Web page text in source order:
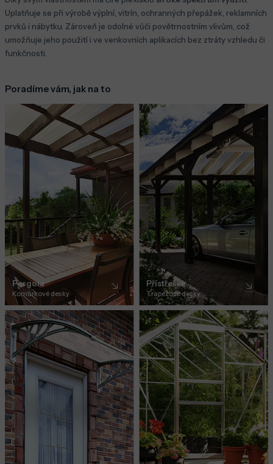
Uplatňuje se při výrobě výplní, vitrín, ochranných přepážek, reklamních
prvků i nábytku. Zároveň je odolné vůči povětrnostním vlivům, což
umožňuje jeho použití i ve venkovních aplikacích bez ztráty vzhledu či
funkčnosti.
Poradíme vám, jak na to
Pergola
Komůrkové desky
Přístřešek
Trapézové desky